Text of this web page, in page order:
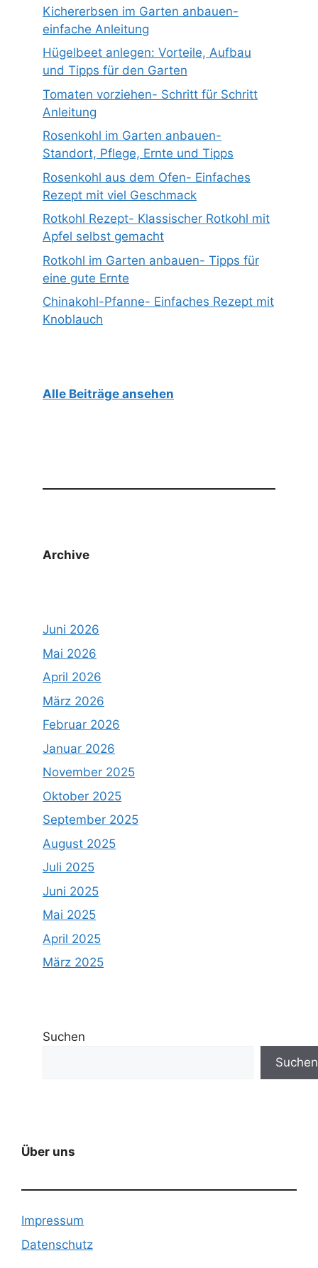
Kichererbsen im Garten anbauen-
einfache Anleitung
Hügelbeet anlegen: Vorteile, Aufbau
und Tipps für den Garten
Tomaten vorziehen- Schritt für Schritt
Anleitung
Rosenkohl im Garten anbauen-
Standort, Pflege, Ernte und Tipps
Rosenkohl aus dem Ofen- Einfaches
Rezept mit viel Geschmack
Rotkohl Rezept- Klassischer Rotkohl mit
Apfel selbst gemacht
Rotkohl im Garten anbauen- Tipps für
eine gute Ernte
Chinakohl-Pfanne- Einfaches Rezept mit
Knoblauch
Alle Beiträge ansehen
Archive
Juni 2026
Mai 2026
April 2026
März 2026
Februar 2026
Januar 2026
November 2025
Oktober 2025
September 2025
August 2025
Juli 2025
Juni 2025
Mai 2025
April 2025
März 2025
Suchen
Suchen
Über uns
Impressum
Datenschutz